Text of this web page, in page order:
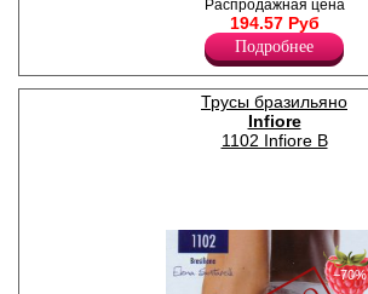
бюстгалтера указана в конце
артикула.
Полиэстер 100%
Распродажная цена
194.57 Руб
Подробнее
Трусы бразильяно
Infiore
1102 Infiore B
−70%